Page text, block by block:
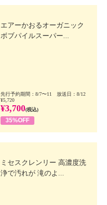
エアーかおるオーガニック
ボブパイルスーパー...
先行予約期間：8/7〜11 放送日：8/12
¥5,720
¥3,700(税込)
35%OFF
ミセスクレンリー 高濃度洗
浄で汚れが 滝のよ...